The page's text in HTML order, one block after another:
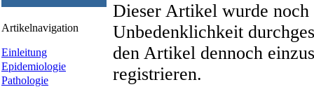
Artikelnavigation
Einleitung
Epidemiologie
Pathologie
Dieser Artikel wurde
Unbedenklichkeit
den Artikel dennoch
registrieren.